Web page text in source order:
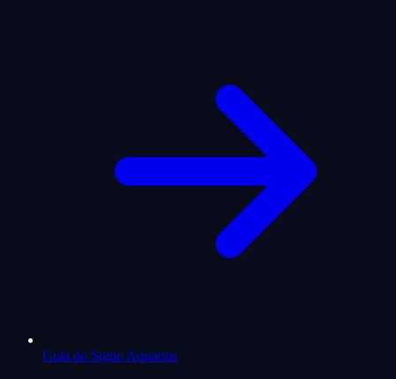
Guia do Signo Aquarius